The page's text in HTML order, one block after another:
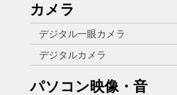
カメラ
デジタル一眼カメラ
デジタルカメラ
パソコン映像・音